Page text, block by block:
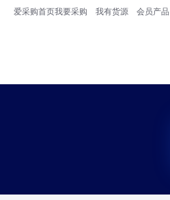
爱采购首页我要采购 我有货源 会员产品